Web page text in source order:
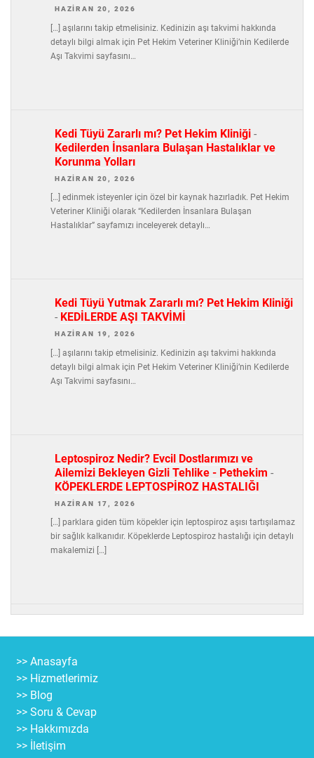
HAZIRAN 20, 2026
[…] aşılarını takip etmelisiniz. Kedinizin aşı takvimi hakkında
detaylı bilgi almak için Pet Hekim Veteriner Kliniği’nin Kedilerde
Aşı Takvimi sayfasını…
Kedi Tüyü Zararlı mı? Pet Hekim Kliniği -
Kedilerden İnsanlara Bulaşan Hastalıklar ve
Korunma Yolları
HAZIRAN 20, 2026
[…] edinmek isteyenler için özel bir kaynak hazırladık. Pet Hekim
Veteriner Kliniği olarak “Kedilerden İnsanlara Bulaşan
Hastalıklar” sayfamızı inceleyerek detaylı…
Kedi Tüyü Yutmak Zararlı mı? Pet Hekim Kliniği
- KEDİLERDE AŞI TAKVİMİ
HAZIRAN 19, 2026
[…] aşılarını takip etmelisiniz. Kedinizin aşı takvimi hakkında
detaylı bilgi almak için Pet Hekim Veteriner Kliniği’nin Kedilerde
Aşı Takvimi sayfasını…
Leptospiroz Nedir? Evcil Dostlarımızı ve
Ailemizi Bekleyen Gizli Tehlike - Pethekim -
KÖPEKLERDE LEPTOSPİROZ HASTALIĞI
HAZIRAN 17, 2026
[…] parklara giden tüm köpekler için leptospiroz aşısı tartışılamaz
bir sağlık kalkanıdır. Köpeklerde Leptospiroz hastalığı için detaylı
makalemizi […]
>> Anasayfa
>> Hizmetlerimiz
>> Blog
>> Soru & Cevap
>> Hakkımızda
>> İletişim